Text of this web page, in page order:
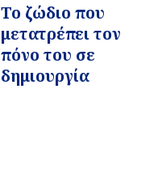
Το ζώδιο που
μετατρέπει τον
πόνο του σε
δημιουργία